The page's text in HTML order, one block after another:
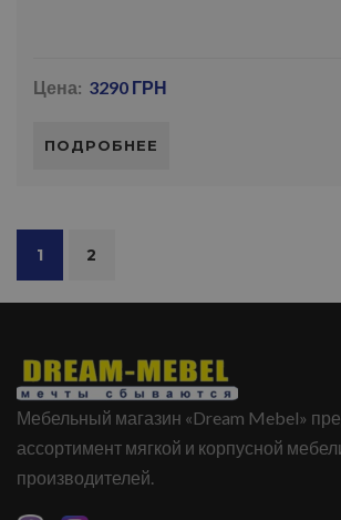
Цена: 3290 ГРН
ПОДРОБНЕЕ
1 2
Мебельный магазин «Dream Mebel»
ассортимент мягкой и корпусной
производителей.